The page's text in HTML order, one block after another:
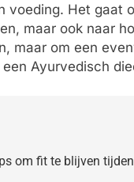
voeding. Het gaat
maar ook naar
maar om een
Ayurvedisch
om fit te blijven